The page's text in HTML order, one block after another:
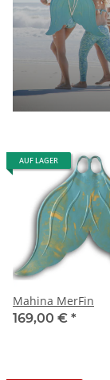
AUF LAGER
Mahina MerFin
169,00 € *